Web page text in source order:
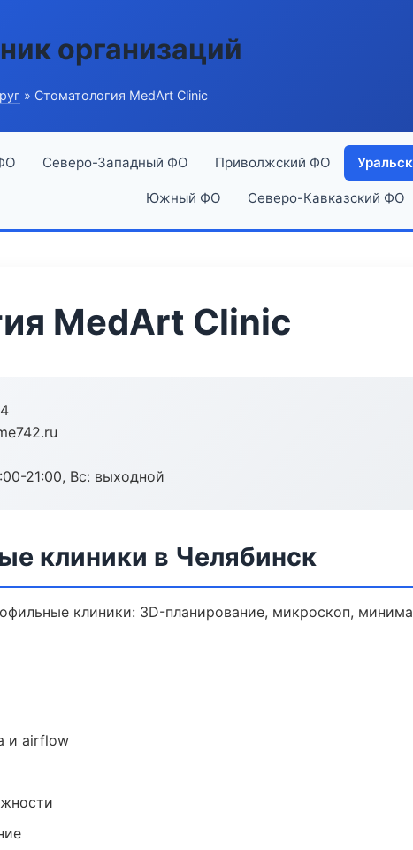
организаций
» Стоматология MedArt Clinic
Северо-Западный ФО Приволжский ФО
Южный ФО Северо-Кавказский ФО
MedArt Clinic
21:00, Вс: выходной
клиники в Челябинск
клиники: 3D-планирование, микроскоп,
и airflow